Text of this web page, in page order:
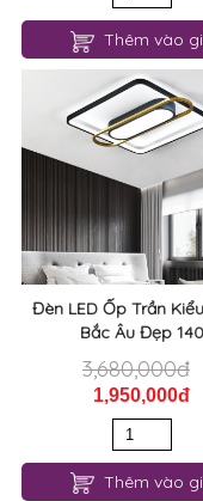
Thêm vào
Đèn LED Ốp Trần
Bắc Âu Đẹp 140
3,680,000đ
1,950,000đ
Thêm vào